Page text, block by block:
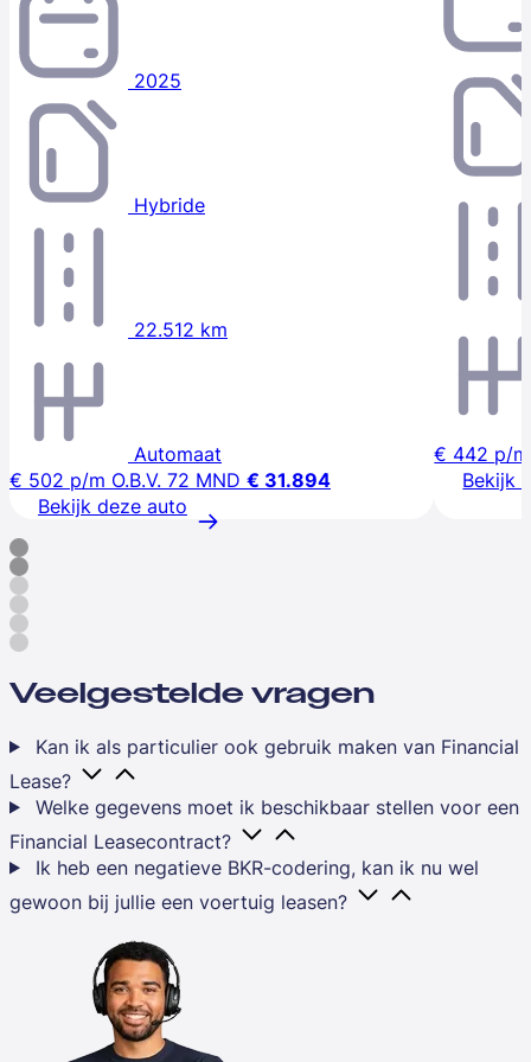
2025
Hybride
22.512 km
Automaat
€ 502 p/m O.B.V. 72 MND € 31.894
Bekijk deze auto
€ 442 p/m
Bekijk
Veelgestelde vragen
Kan ik als particulier ook gebruik maken van Financial
Lease?
Welke gegevens moet ik beschikbaar stellen voor een
Financial Leasecontract?
Ik heb een negatieve BKR-codering, kan ik nu wel
gewoon bij jullie een voertuig leasen?